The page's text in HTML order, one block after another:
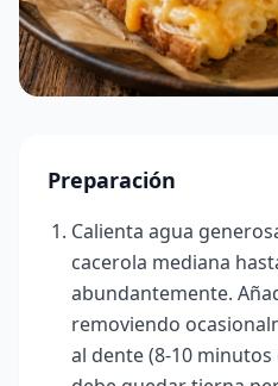
Preparación
Calienta agua
cacerola mediana
abundantemente.
removiendo
al dente (8-10 minutos